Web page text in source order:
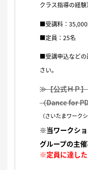
クラス指導の経験
■受講料：
■定員：25名
■受講申込などの
さい。
≫【公式ＨＰ】
〈Dance for
（さいたまワーク
※当ワークショ
グループの主催
※定員に達した